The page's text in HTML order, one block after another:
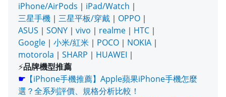
iPhone/AirPods ｜ iPad/Watch ｜
三星手機 ｜ 三星平板/穿戴 ｜ OPPO ｜
ASUS ｜ SONY ｜ vivo ｜ realme ｜ HTC ｜
Google ｜ 小米/紅米 ｜ POCO ｜ NOKIA ｜
motorola ｜ SHARP ｜ HUAWEI ｜
⚡品牌機型推薦
☛ 【iPhone手機推薦】Apple蘋果iPhone手機怎麼
選？全系列評價、規格分析比較！